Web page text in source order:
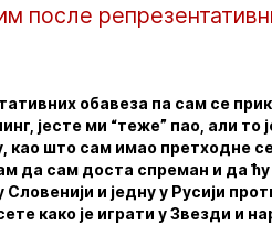
после
обавеза па сам се
јесте ми “теже” пао, али
као што сам имао претходне
да сам доста спреман и да ћу
и једну у Русији
како је играти у Звезди и